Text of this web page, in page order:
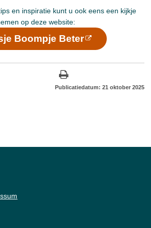
en inspiratie kunt u ook eens een kijkje
op deze website:
Boompje Beter
Publicatiedatum: 21 oktober 2025